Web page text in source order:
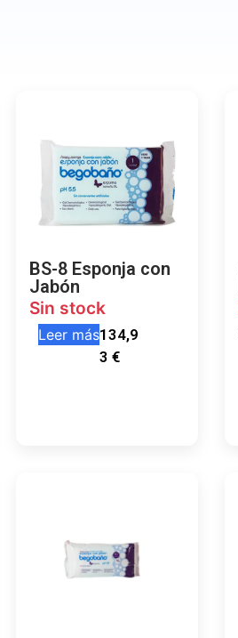
BS-8 Esponja con
Jabón
Sin stock
Leer más134,9
3€